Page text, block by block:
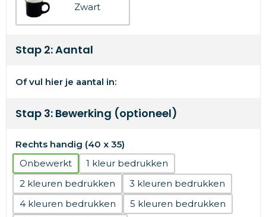
Zwart
Stap 2: Aantal
Of vul hier je aantal in:
Stap 3: Bewerking (optioneel)
Rechts handig (40 x 35)
Onbewerkt
1
2
3
4
5